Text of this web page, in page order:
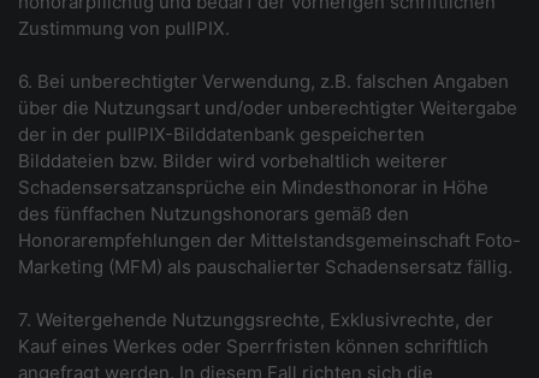
Zustimmung von pullPIX.
6. Bei unberechtigter Verwendung, z.B. falschen Angaben
über die Nutzungsart und/oder unberechtigter Weitergabe
der in der pullPIX-Bilddatenbank gespeicherten
Bilddateien bzw. Bilder wird vorbehaltlich weiterer
Schadensersatzansprüche ein Mindesthonorar in Höhe
des fünffachen Nutzungshonorars gemäß den
Honorarempfehlungen der Mittelstandsgemeinschaft Foto-
Marketing (MFM) als pauschalierter Schadensersatz fällig.
7. Weitergehende Nutzunggsrechte, Exklusivrechte, der
Kauf eines Werkes oder Sperrfristen können schriftlich
angefragt werden. In diesem Fall richten sich die